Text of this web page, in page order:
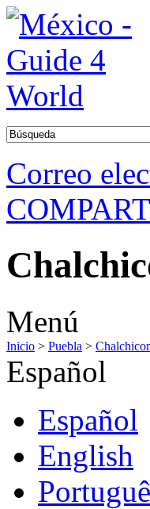
Correo
Menú
Inicio > Puebla >
Español
Español
English